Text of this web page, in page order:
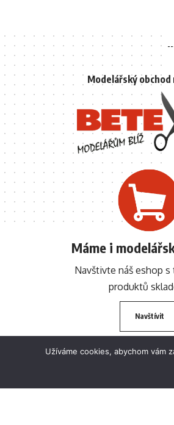
Modelářský obchod
Máme i
Navštivte náš eshop s
produktů
Navštívit
Užíváme cookies, abychom vám